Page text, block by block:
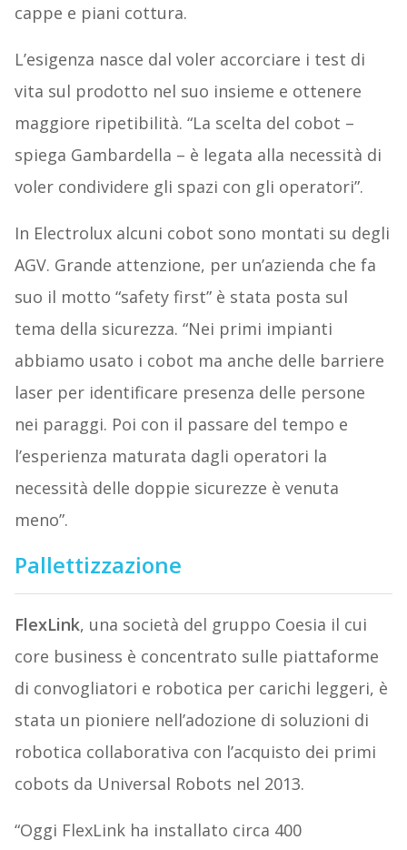
cappe e piani cottura.
L’esigenza nasce dal voler accorciare i test di
vita sul prodotto nel suo insieme e ottenere
maggiore ripetibilità. “La scelta del cobot –
spiega Gambardella – è legata alla necessità di
voler condividere gli spazi con gli operatori”.
In Electrolux alcuni cobot sono montati su degli
AGV. Grande attenzione, per un’azienda che fa
suo il motto “safety first” è stata posta sul
tema della sicurezza. “Nei primi impianti
abbiamo usato i cobot ma anche delle barriere
laser per identificare presenza delle persone
nei paraggi. Poi con il passare del tempo e
l’esperienza maturata dagli operatori la
necessità delle doppie sicurezze è venuta
meno”.
Pallettizzazione
FlexLink, una società del gruppo Coesia il cui
core business è concentrato sulle piattaforme
di convogliatori e robotica per carichi leggeri, è
stata un pioniere nell’adozione di soluzioni di
robotica collaborativa con l’acquisto dei primi
cobots da Universal Robots nel 2013.
“Oggi FlexLink ha installato circa 400